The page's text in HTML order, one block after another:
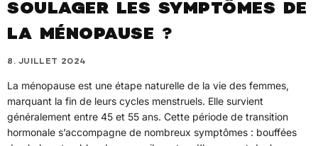
SOULAGER LES SYMPTÔMES DE
LA MÉNOPAUSE ?
8. JUILLET 2024
La ménopause est une étape naturelle de la vie des femmes,
marquant la fin de leurs cycles menstruels. Elle survient
généralement entre 45 et 55 ans. Cette période de transition
hormonale s’accompagne de nombreux symptômes : bouffées